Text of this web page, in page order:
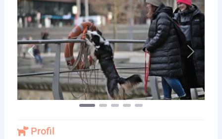
Vorheriges
Profil